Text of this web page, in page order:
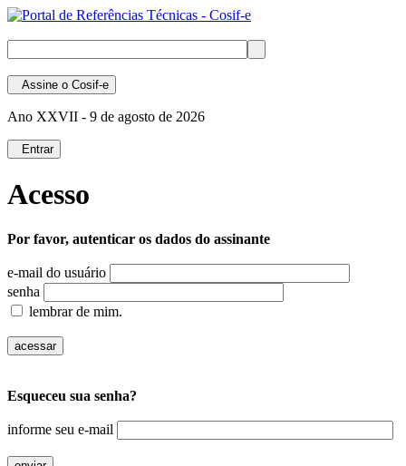
Assine o Cosif-e
Ano XXVII - 9 de agosto de 2026
Entrar
Acesso
Por favor, autenticar os dados do assinante
e-mail do usuário
senha
lembrar de mim.
Esqueceu sua senha?
informe seu e-mail